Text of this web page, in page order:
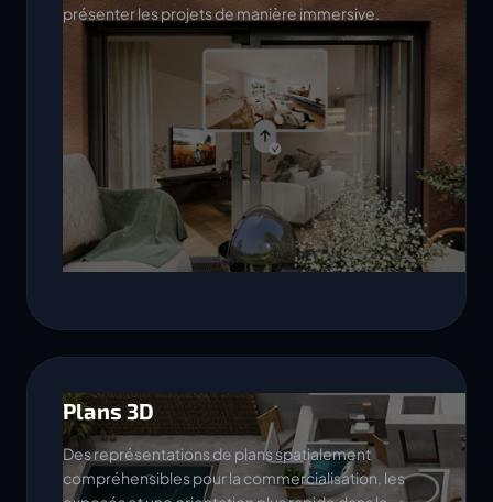
présenter les projets de manière immersive.
Plans 3D
Des représentations de plans spatialement
compréhensibles pour la commercialisation, les